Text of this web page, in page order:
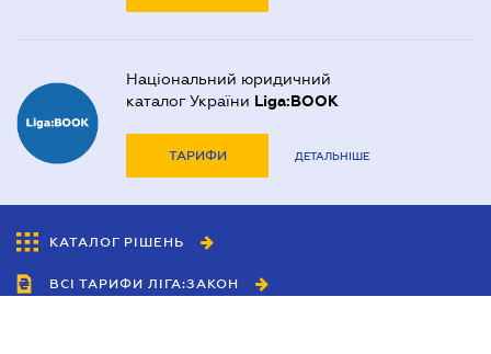
Національний юридичний
каталог України Liga:BOOK
ТАРИФИ ДЕТАЛЬНІШЕ
КАТАЛОГ РІШЕНЬ
ВСІ ТАРИФИ ЛІГА:ЗАКОН